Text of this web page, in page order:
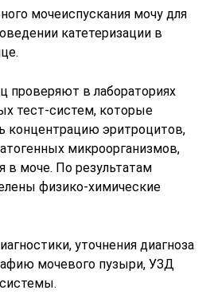
мочеиспускания мочу для
катетеризации в
проверяют в лабораториях
тест-систем, которые
концентрацию эритроцитов,
микроорганизмов,
в моче. По результатам
физико-химические
уточнения диагноза
мочевого пузыри, УЗД